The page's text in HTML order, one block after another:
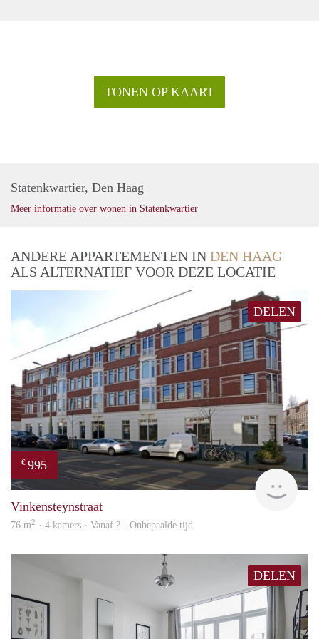
TONEN OP KAART
Statenkwartier, Den Haag
Meer informatie over wonen in Statenkwartier
ANDERE APPARTEMENTEN IN DEN HAAG
ALS ALTERNATIEF VOOR DEZE LOCATIE
DELEN
€ 995
rent
Vinkensteynstraat
76 m2 · 4 kamers · Vanaf ? - Onbepaalde tijd
DELEN